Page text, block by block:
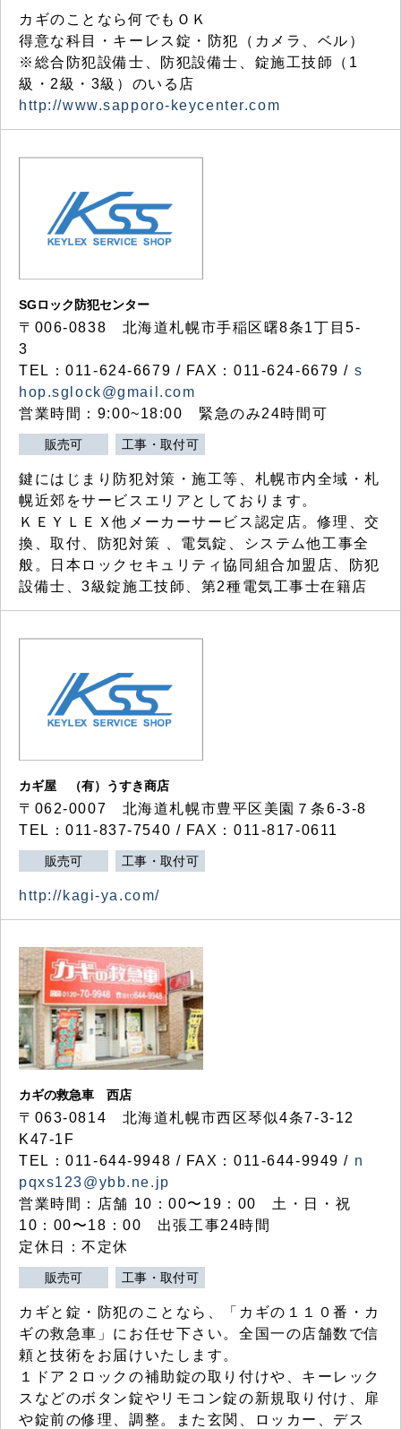
カギのことなら何でもＯＫ
得意な科目・キーレス錠・防犯（カメラ、ベル）
※総合防犯設備士、防犯設備士、錠施工技師（1
級・2級・3級）のいる店
http://www.sapporo-keycenter.com
SGロック防犯センター
〒006-0838 北海道札幌市手稲区曙8条1丁目5-
3
TEL：011-624-6679 / FAX：011-624-6679 / s
hop.sglock@gmail.com
営業時間：9:00~18:00 緊急のみ24時間可
販売可 工事・取付可
鍵にはじまり防犯対策・施工等、札幌市内全域・札
幌近郊をサービスエリアとしております。
ＫＥＹＬＥＸ他メーカーサービス認定店。修理、交
換、取付、防犯対策 、電気錠、システム他工事全
般。日本ロックセキュリティ協同組合加盟店、防犯
設備士、3級錠施工技師、第2種電気工事士在籍店
カギ屋 （有）うすき商店
〒062-0007 北海道札幌市豊平区美園７条6-3-8
TEL：011-837-7540 / FAX：011-817-0611
販売可 工事・取付可
http://kagi-ya.com/
カギの救急車 西店
〒063-0814 北海道札幌市西区琴似4条7-3-12
K47-1F
TEL：011-644-9948 / FAX：011-644-9949 / n
pqxs123@ybb.ne.jp
営業時間：店舗 10：00〜19：00 土・日・祝
10：00〜18：00 出張工事24時間
定休日：不定休
販売可 工事・取付可
カギと錠・防犯のことなら、「カギの１１０番・カ
ギの救急車」にお任せ下さい。全国一の店舗数で信
頼と技術をお届けいたします。
１ドア２ロックの補助錠の取り付けや、キーレック
スなどのボタン錠やリモコン錠の新規取り付け、扉
や錠前の修理、調整。また玄関、ロッカー、デス